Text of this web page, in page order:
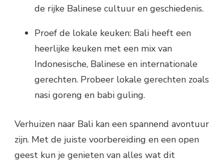
de rijke Balinese cultuur en geschiedenis.
Proef de lokale keuken: Bali heeft een
heerlijke keuken met een mix van
Indonesische, Balinese en internationale
gerechten. Probeer lokale gerechten zoals
nasi goreng en babi guling.
Verhuizen naar Bali kan een spannend avontuur
zijn. Met de juiste voorbereiding en een open
geest kun je genieten van alles wat dit